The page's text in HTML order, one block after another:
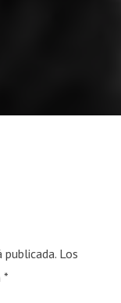
publicada. Los
*